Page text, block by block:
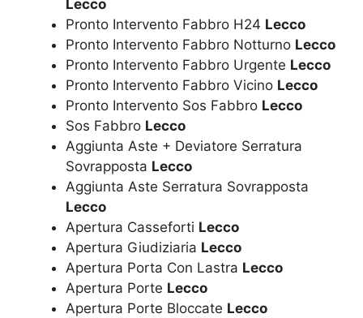
Lecco
Pronto Intervento Fabbro H24 Lecco
Pronto Intervento Fabbro Notturno Lecco
Pronto Intervento Fabbro Urgente Lecco
Pronto Intervento Fabbro Vicino Lecco
Pronto Intervento Sos Fabbro Lecco
Sos Fabbro Lecco
Aggiunta Aste + Deviatore Serratura
Sovrapposta Lecco
Aggiunta Aste Serratura Sovrapposta
Lecco
Apertura Casseforti Lecco
Apertura Giudiziaria Lecco
Apertura Porta Con Lastra Lecco
Apertura Porte Lecco
Apertura Porte Bloccate Lecco